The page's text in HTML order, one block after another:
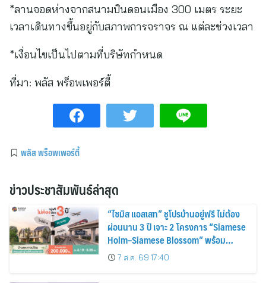
*ลานจอดห่างจากสนามบินดอนเมือง 300 เมตร ระยะ
เวลาเดินทางขึ้นอยู่กับสภาพการจราจร ณ แต่ละช่วงเวลา
*เงื่อนไขเป็นไปตามที่บริษัทกำหนด
ที่มา: พลัส พร็อพเพอร์ตี้
พลัส พร็อพเพอร์ตี้
ข่าวประชาสัมพันธ์ล่าสุด
“ไซมิส แอสเสท” ชูโปรบ้านอยู่ฟรี ไม่ต้อง
ผ่อนนาน 3 ปี เจาะ 2 โครงการ “Siamese
Holm–Siamese Blossom” พร้อม
ส่วนลดและสิทธิพิเศษถึง 31 สิงหาคม
2569
7 ส.ค. 69 17:40